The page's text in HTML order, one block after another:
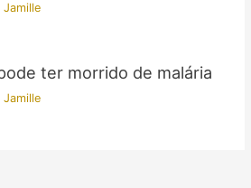
Jamille
ter morrido de malária
Jamille